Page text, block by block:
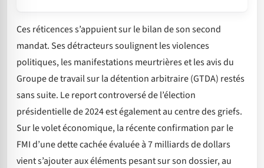
Ces réticences s’appuient sur le bilan de son second
mandat. Ses détracteurs soulignent les violences
politiques, les manifestations meurtrières et les avis du
Groupe de travail sur la détention arbitraire (GTDA) restés
sans suite. Le report controversé de l’élection
présidentielle de 2024 est également au centre des griefs.
Sur le volet économique, la récente confirmation par le
FMI d’une dette cachée évaluée à 7 milliards de dollars
vient s’ajouter aux éléments pesant sur son dossier, au